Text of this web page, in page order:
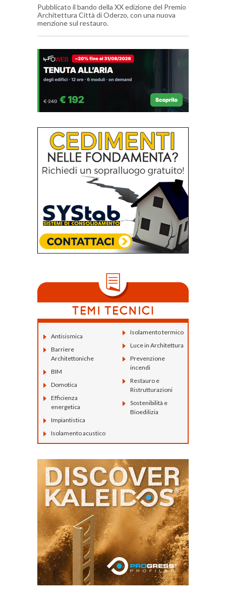
Pubblicato il bando della XX edizione del Premio
Architettura Città di Oderzo, con una nuova
menzione sul restauro.
Antisismica
Barriere
Architettoniche
BIM
Domotica
Efficienza
energetica
Impiantistica
Isolamento acustico
Isolamento termico
Luce in Architettura
Prevenzione
incendi
Restauro e
Ristrutturazioni
Sostenibilità e
Bioedilizia